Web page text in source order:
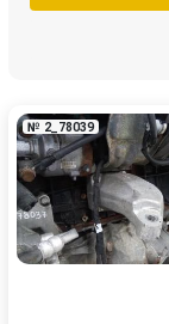
№ 2_78039